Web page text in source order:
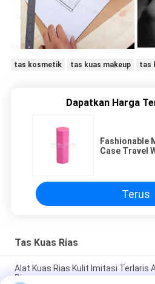
tas kosmetik tas kuas makeup tas
Dapatkan Harga
Fashionable
Case Travel
Terus
Tas Kuas Rias
Alat Kuas Rias Kulit Imitasi Terlaris
Ringan